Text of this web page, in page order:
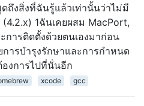
ถึงสิ่งที่ฉันรู้แล้วเท่านั้นว่าไม่มี
(4.2.x) 1ฉันเคยผสม MacPort,
การติดตั้งด้วยตนเองมาก่อน
การบำรุงรักษาและการกำหนด
งการไปที่นั่นอีก
xcode gcc